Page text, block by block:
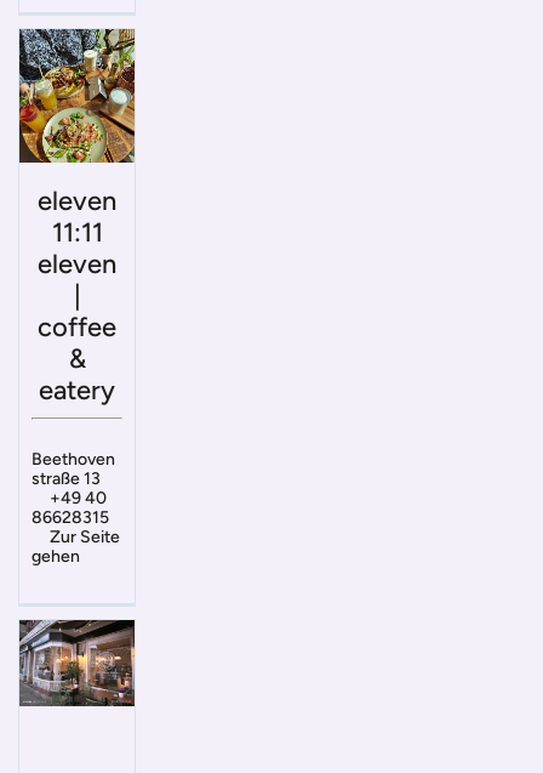
eleven
11:11
eleven
|
coffee
&
eatery
Beethoven
straße 13
+49 40
86628315
Zur Seite
gehen